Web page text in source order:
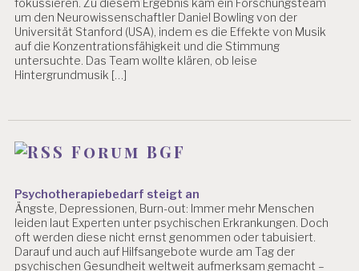
fokussieren. Zu diesem Ergebnis kam ein Forschungsteam
um den Neurowissenschaftler Daniel Bowling von der
Universität Stanford (USA), indem es die Effekte von Musik
auf die Konzentrationsfähigkeit und die Stimmung
untersuchte. Das Team wollte klären, ob leise
Hintergrundmusik […]
Forum BGF
Psychotherapiebedarf steigt an
Ängste, Depressionen, Burn-out: Immer mehr Menschen
leiden laut Experten unter psychischen Erkrankungen. Doch
oft werden diese nicht ernst genommen oder tabuisiert.
Darauf und auch auf Hilfsangebote wurde am Tag der
psychischen Gesundheit weltweit aufmerksam gemacht –